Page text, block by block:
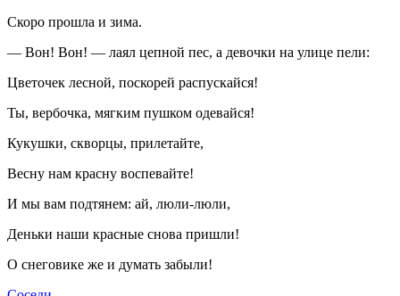
Скоро прошла и зима.
— Вон! Вон! — лаял цепной пес, а девочки на улице пели:
Цветочек лесной, поскорей распускайся!
Ты, вербочка, мягким пушком одевайся!
Кукушки, скворцы, прилетайте,
Весну нам красну воспевайте!
И мы вам подтянем: ай, люли-люли,
Деньки наши красные снова пришли!
О снеговике же и думать забыли!